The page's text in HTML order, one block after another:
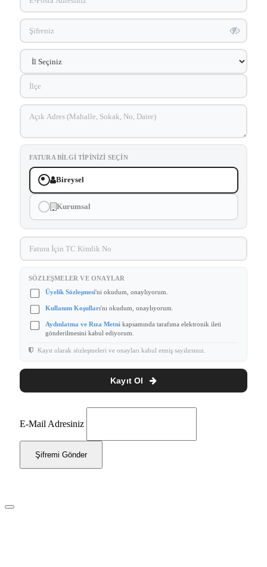
FATURA BILGI TIPINIZI SEÇIN
Bireysel
Kurumsal
SÖZLEŞMELER VE ONAYLAR
Üyelik Sözleşmesi'ni okudum, onaylıyorum.
Kullanım Koşulları'nı okudum, onaylıyorum.
Aydınlatma ve Rıza Metni kapsamında tarafıma elektronik ileti
gönderilmesini kabul ediyorum.
Kayıt olarak sözleşmeleri ve onayları kabul etmiş sayılırsınız.
Kayıt Ol
E-Mail Adresiniz
Şifremi Gönder